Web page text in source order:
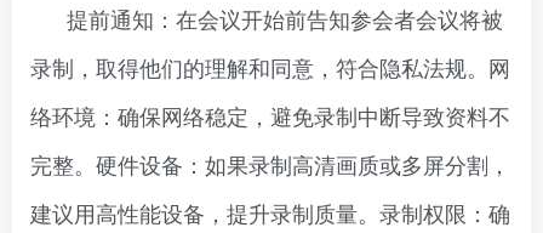
提前通知：在会议开始前告知参会者会议将被
录制，取得他们的理解和同意，符合隐私法规。网
络环境：确保网络稳定，避免录制中断导致资料不
完整。硬件设备：如果录制高清画质或多屏分割，
建议用高性能设备，提升录制质量。录制权限：确